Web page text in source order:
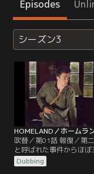
Episodes
シーズン3
吹替／第01話 報復／第
と呼ばれた事件からほぼ
ち、世間ではニコラス･ブ
が逃走中の危険な爆撃犯
Dubbing